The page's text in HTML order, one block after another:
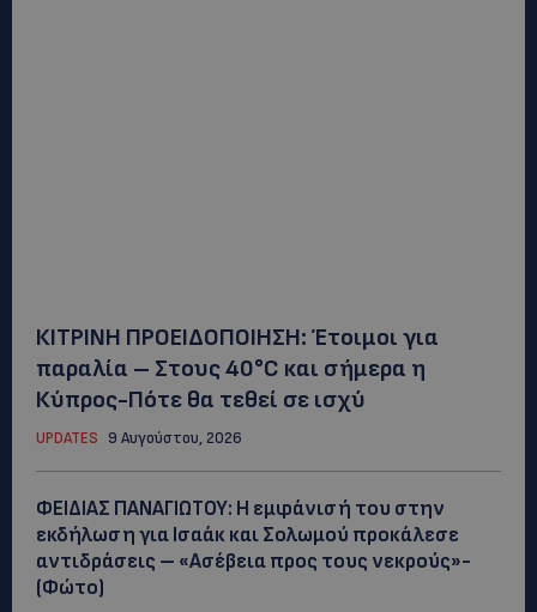
ΚΙΤΡΙΝΗ ΠΡΟΕΙΔΟΠΟΙΗΣΗ: Έτοιμοι για
παραλία – Στους 40°C και σήμερα η
Κύπρος-Πότε θα τεθεί σε ισχύ
UPDATES 9 Αυγούστου, 2026
ΦΕΙΔΙΑΣ ΠΑΝΑΓΙΩΤΟΥ: Η εμφάνισή του στην
εκδήλωση για Ισαάκ και Σολωμού προκάλεσε
αντιδράσεις – «Ασέβεια προς τους νεκρούς»-
(Φώτο)